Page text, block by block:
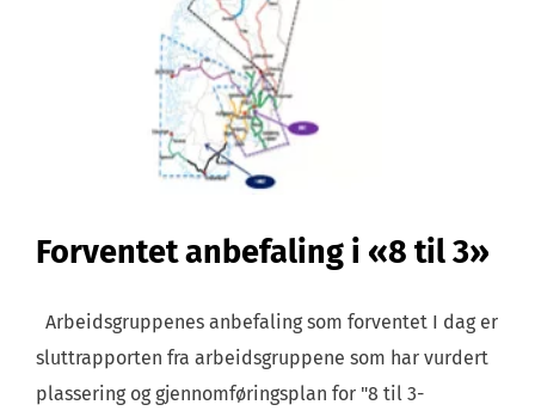
Forventet anbefaling i «8 til 3»
Arbeidsgruppenes anbefaling som forventet I dag er
sluttrapporten fra arbeidsgruppene som har vurdert
plassering og gjennomføringsplan for "8 til 3-